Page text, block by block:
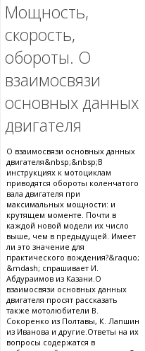
Мощность,
скорость,
обороты. О
взаимосвязи
основных данных
двигателя
О взаимосвязи основных данных
двигателя&nbsp;&nbsp;В
инструкциях к мотоциклам
приводятся обороты коленчатого
вала двигателя при
максимальных мощности: и
крутящем моменте. Почти в
каждой новой модели их число
выше, чем в предыдущей. Имеет
ли это значение для
практического вождения?&raquo;
&mdash; спрашивает И.
Абдураимов из Казани.О
взаимосвязи основных данных
двигателя просят рассказать
также мотолюбители В.
Сокоренко из Полтавы, К. Лапшин
из Иванова и другие.Ответы на их
вопросы содержатся в